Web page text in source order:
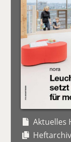
Aktuelles
Heftarchiv